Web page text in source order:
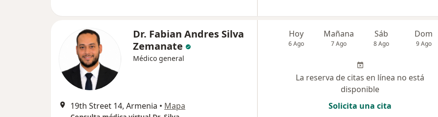
Dr. Fabian Andres Silva
Zemanate
Médico general
19th Street 14, Armenia • Mapa
Hoy
6 Ago
Mañana
7 Ago
Sáb
8 Ago
Dom
9 Ago
La reserva de citas en línea no está
disponible
Solicita una cita